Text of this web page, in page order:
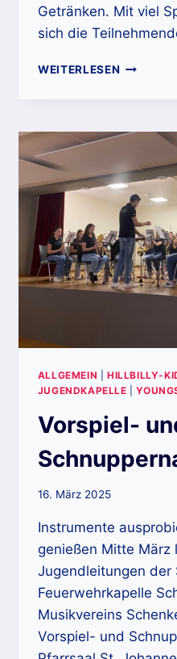
Getränken. Mit viel
sich die
WEITERLESEN
ALLGEMEIN |HILLBILLY-
JUGENDKAPELLE |
Vorspiel-
16. März 2025
Instrumente
genießen Mitte März
Jugendleitungen der
Feuerwehrkapelle
Musikvereins
Vorspiel- und